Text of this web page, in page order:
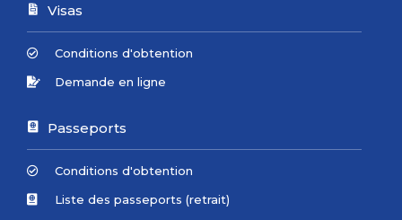
Visas
Conditions d'obtention
Demande en ligne
Passeports
Conditions d'obtention
Liste des passeports (retrait)